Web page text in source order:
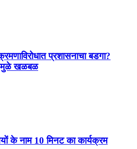
प्रशासनाचा बडगा?
खळबळ
के नाम 10 मिनट का कार्यक्रम